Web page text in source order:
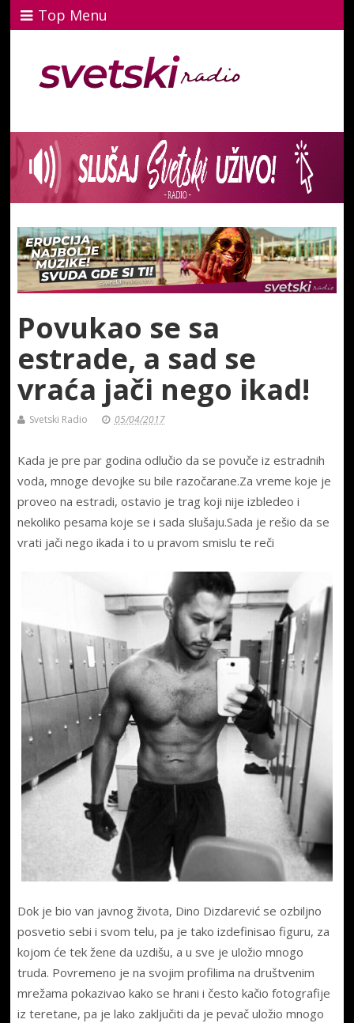
Top Menu
Povukao se sa
estrade, a sad se
vraća jači nego ikad!
Svetski Radio 05/04/2017
Kada je pre par godina odlučio da se povuče iz estradnih
voda, mnoge devojke su bile razočarane.Za vreme koje je
proveo na estradi, ostavio je trag koji nije izbledeo i
nekoliko pesama koje se i sada slušaju.Sada je rešio da se
vrati jači nego ikada i to u pravom smislu te reči
Dok je bio van javnog života, Dino Dizdarević se ozbiljno
posvetio sebi i svom telu, pa je tako izdefinisao figuru, za
kojom će tek žene da uzdišu, a u sve je uložio mnogo
truda. Povremeno je na svojim profilima na društvenim
mrežama pokazivao kako se hrani i često kačio fotografije
iz teretane, pa je lako zaključiti da je pevač uložio mnogo